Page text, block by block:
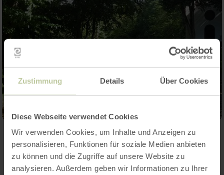
Zustimmung Details Über Cookies
Diese Webseite verwendet Cookies
Wir verwenden Cookies, um Inhalte und Anzeigen zu
personalisieren, Funktionen für soziale Medien anbieten
zu können und die Zugriffe auf unsere Website zu
analysieren. Außerdem geben wir Informationen zu Ihrer
Kontakt